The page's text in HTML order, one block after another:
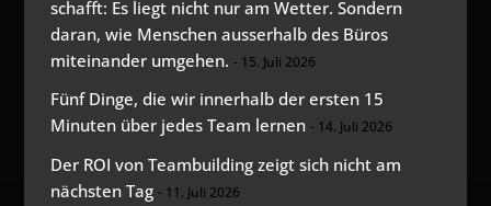
schafft: Es liegt nicht nur am Wetter. Sondern
daran, wie Menschen ausserhalb des Büros
miteinander umgehen.
15. Juli 2026
Fünf Dinge, die wir innerhalb der ersten 15
Minuten über jedes Team lernen
14. Juli 2026
Der ROI von Teambuilding zeigt sich nicht am
nächsten Tag
11. Juli 2026